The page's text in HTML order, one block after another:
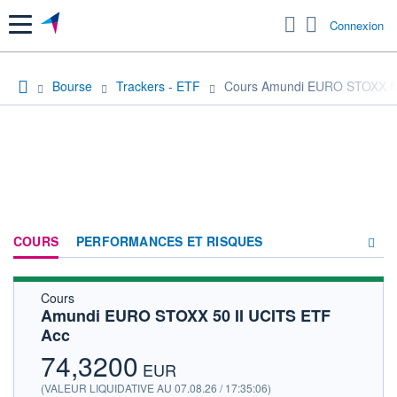
Menu Connexion
Bourse Trackers - ETF Cours Amundi EURO STOXX
COURS PERFORMANCES ET RISQUES
Cours
Amundi EURO STOXX 50 II UCITS ETF
Acc
74,3200 EUR
(VALEUR LIQUIDATIVE AU 07.08.26 / 17:35:06)